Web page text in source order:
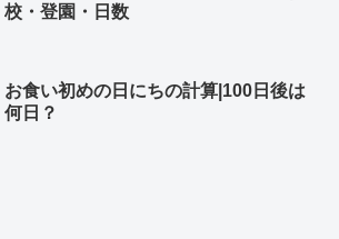
校・登園・日数
お食い初めの日にちの計算|100日後は
何日？